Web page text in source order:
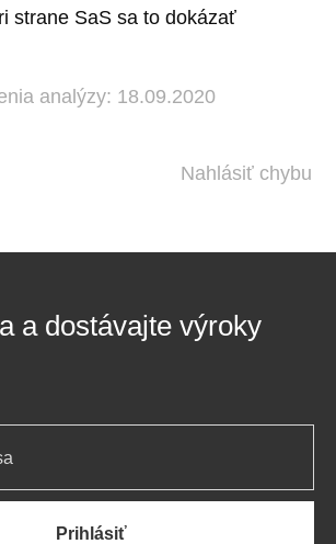
strane SaS sa to dokázať
analýzy: 18.09.2020
Nahlásiť chybu
a dostávajte výroky
Prihlásiť